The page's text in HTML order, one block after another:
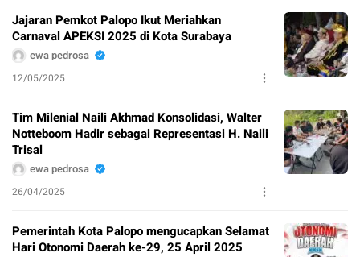
Jajaran Pemkot Palopo Ikut Meriahkan
Carnaval APEKSI 2025 di Kota Surabaya
ewa pedrosa
12/05/2025
Tim Milenial Naili Akhmad Konsolidasi, Walter
Notteboom Hadir sebagai Representasi H. Naili
Trisal
ewa pedrosa
26/04/2025
Pemerintah Kota Palopo mengucapkan Selamat
Hari Otonomi Daerah ke-29, 25 April 2025